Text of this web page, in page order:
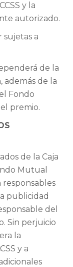
y la
autorizado.
sujetas a
de la
además de la
Fondo
premio.
de la Caja
Mutual
responsables
publicidad
del
Sin perjuicio
la
y a